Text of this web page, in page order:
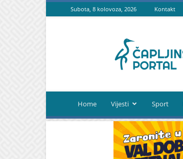
Subota, 8 kolovoza, 2026 Kontakt
portal
Home Vijesti Sport